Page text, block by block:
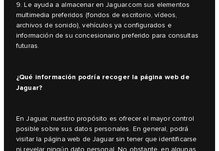
9. Le ayuda a almacenar en Jaguar.com sus elementos
multimedia preferidos (fondos de escritorio, vídeos,
archivos de sonido), vehículos ya configurados e
información de su concesionario preferido para consultas
futuras.
¿Qué información podría recoger la página web de
Jaguar?
En Jaguar, nuestro propósito es ofrecer el mayor control
posible sobre sus datos personales. En general, podrá
visitar la página web de Jaguar sin tener que identificarse
ni revelar ningún dato personal. No obstante, en algunas